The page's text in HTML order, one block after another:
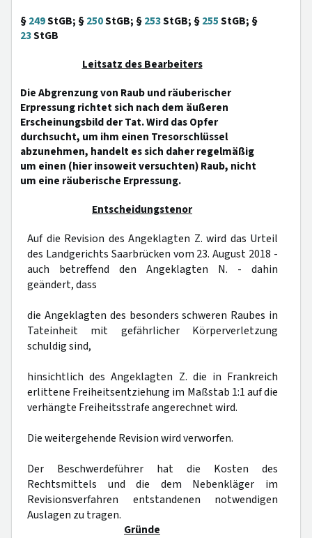
§249StGB; §250StGB; §253StGB; §255StGB; §
23StGB
Leitsatz des Bearbeiters
Die Abgrenzung von Raub und räuberischer
Erpressung richtet sich nach dem äußeren
Erscheinungsbild der Tat. Wird das Opfer
durchsucht, um ihm einen Tresorschlüssel
abzunehmen, handelt es sich daher regelmäßig
um einen (hier insoweit versuchten) Raub, nicht
um eine räuberische Erpressung.
Entscheidungstenor
Auf die Revision des Angeklagten Z. wird das Urteil
des Landgerichts Saarbrücken vom 23. August 2018 -
auch betreffend den Angeklagten N. - dahin
geändert, dass
die Angeklagten des besonders schweren Raubes in
Tateinheit mit gefährlicher Körperverletzung
schuldig sind,
hinsichtlich des Angeklagten Z. die in Frankreich
erlittene Freiheitsentziehung im Maßstab 1:1 auf die
verhängte Freiheitsstrafe angerechnet wird.
Die weitergehende Revision wird verworfen.
Der Beschwerdeführer hat die Kosten des
Rechtsmittels und die dem Nebenkläger im
Revisionsverfahren entstandenen notwendigen
Auslagen zu tragen.
Gründe